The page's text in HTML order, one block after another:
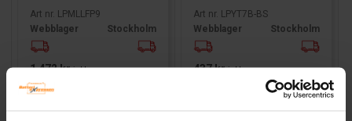
Art nr. LPMLLFP9
Webblager
Stockholm
1 472 krinkl. moms
Art nr. LPYT7B-BS
Webblager
Stockholm
437 krinkl. moms
Köp